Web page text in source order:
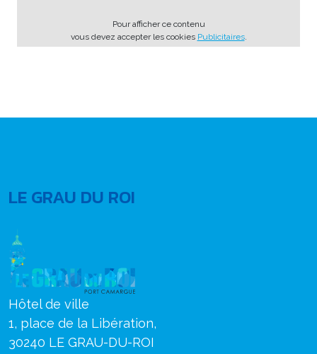
Pour afficher ce contenu
vous devez accepter les cookies Publicitaires.
LE GRAU DU ROI
Hôtel de ville
1, place de la Libération,
30240 LE GRAU-DU-ROI